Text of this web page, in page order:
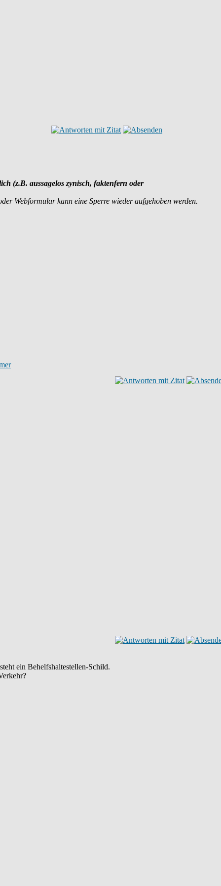
(z.B. aussagelos zynisch, faktenfern oder
Webformular kann eine Sperre wieder aufgehoben werden.
ein Behelfshaltestellen-Schild.